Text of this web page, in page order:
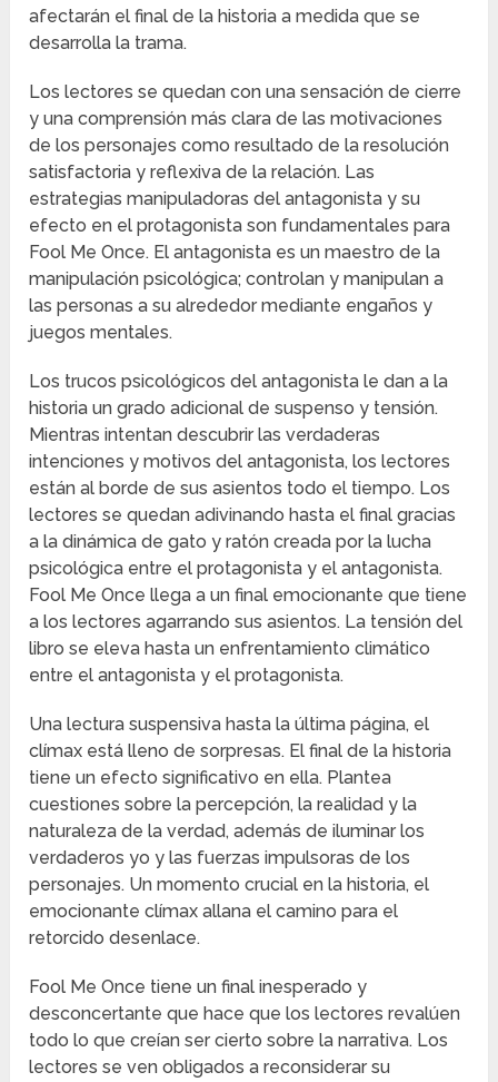
afectarán el final de la historia a medida que se
desarrolla la trama.
Los lectores se quedan con una sensación de cierre
y una comprensión más clara de las motivaciones
de los personajes como resultado de la resolución
satisfactoria y reflexiva de la relación. Las
estrategias manipuladoras del antagonista y su
efecto en el protagonista son fundamentales para
Fool Me Once. El antagonista es un maestro de la
manipulación psicológica; controlan y manipulan a
las personas a su alrededor mediante engaños y
juegos mentales.
Los trucos psicológicos del antagonista le dan a la
historia un grado adicional de suspenso y tensión.
Mientras intentan descubrir las verdaderas
intenciones y motivos del antagonista, los lectores
están al borde de sus asientos todo el tiempo. Los
lectores se quedan adivinando hasta el final gracias
a la dinámica de gato y ratón creada por la lucha
psicológica entre el protagonista y el antagonista.
Fool Me Once llega a un final emocionante que tiene
a los lectores agarrando sus asientos. La tensión del
libro se eleva hasta un enfrentamiento climático
entre el antagonista y el protagonista.
Una lectura suspensiva hasta la última página, el
clímax está lleno de sorpresas. El final de la historia
tiene un efecto significativo en ella. Plantea
cuestiones sobre la percepción, la realidad y la
naturaleza de la verdad, además de iluminar los
verdaderos yo y las fuerzas impulsoras de los
personajes. Un momento crucial en la historia, el
emocionante clímax allana el camino para el
retorcido desenlace.
Fool Me Once tiene un final inesperado y
desconcertante que hace que los lectores revalúen
todo lo que creían ser cierto sobre la narrativa. Los
lectores se ven obligados a reconsiderar su